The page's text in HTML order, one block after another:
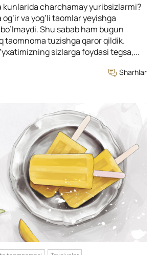
kunlarida charchamay yuribsizlarmi?
va yog’li taomlar yeyishga
Shu sabab ham bugun
taomnoma tuzishga qaror qildik.
sizlarga foydasi tegsa,...
Sharhlar